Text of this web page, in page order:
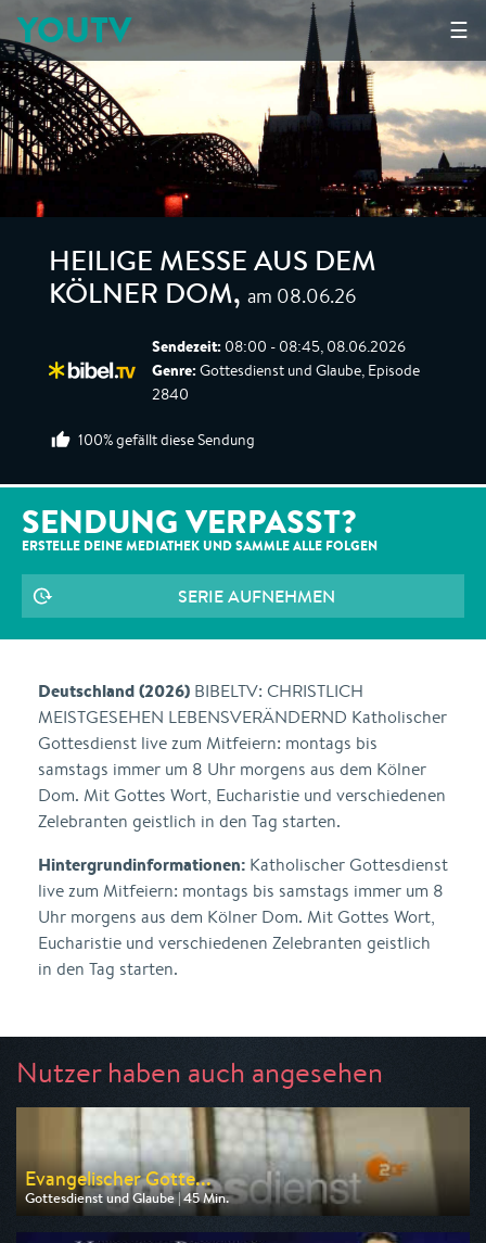
☰
YOUTV
HEILIGE MESSE AUS DEM
KÖLNER DOM, am 08.06.26
Sendezeit: 08:00 - 08:45, 08.06.2026
Genre: Gottesdienst und Glaube, Episode
2840
100% gefällt diese Sendung
SENDUNG VERPASST?
ERSTELLE DEINE MEDIATHEK UND SAMMLE ALLE FOLGEN
SERIE AUFNEHMEN
Deutschland (2026) BIBELTV: CHRISTLICH
MEISTGESEHEN LEBENSVERÄNDERND Katholischer
Gottesdienst live zum Mitfeiern: montags bis
samstags immer um 8 Uhr morgens aus dem Kölner
Dom. Mit Gottes Wort, Eucharistie und verschiedenen
Zelebranten geistlich in den Tag starten.
Hintergrundinformationen: Katholischer Gottesdienst
live zum Mitfeiern: montags bis samstags immer um 8
Uhr morgens aus dem Kölner Dom. Mit Gottes Wort,
Eucharistie und verschiedenen Zelebranten geistlich
in den Tag starten.
Nutzer haben auch angesehen
Evangelischer Gotte...
Gottesdienst und Glaube | 45 Min.
Ausgestrahlt von ZDF
am 09.08.2026, 09:30